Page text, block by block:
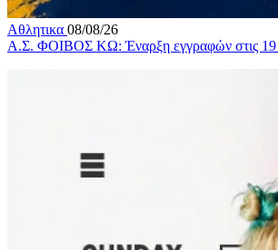
Αθλητικα 08/08/26
Α.Σ. ΦΟΙΒΟΣ ΚΩ: Έναρξη εγγραφών στις 19